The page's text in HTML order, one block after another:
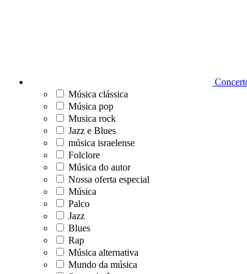
Música clássica
Música pop
Musica rock
Jazz e Blues
música israelense
Folclore
Música do autor
Nossa oferta especial
Música
Palco
Jazz
Blues
Rap
Música alternativa
Mundo da música